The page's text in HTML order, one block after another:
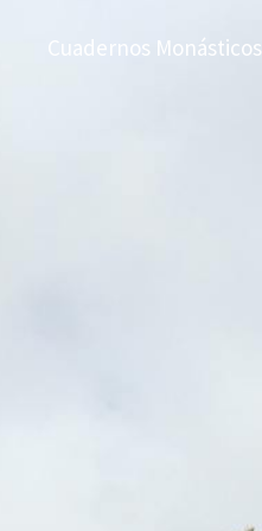
Cuadernos Monásticos